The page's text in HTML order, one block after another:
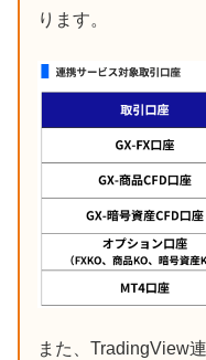
ります。
また、TradingView